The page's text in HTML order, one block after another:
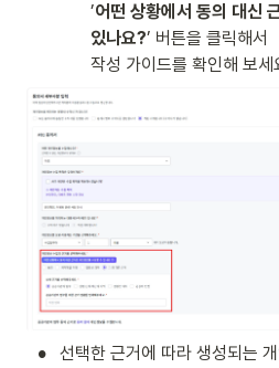
’어떤 상황에서 동의 대신
있나요?’ 버튼을 클릭해서
작성 가이드를 확인해 보세
•
선택한 근거에 따라 생성되는